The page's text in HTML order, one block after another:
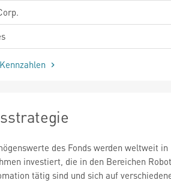
des Fonds werden weltweit
investiert, die in den Bereichen
tätig sind und sich auf